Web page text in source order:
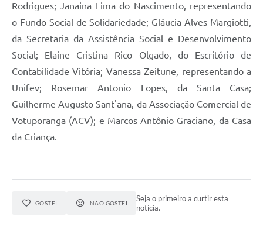
Rodrigues; Janaina Lima do Nascimento, representando
o Fundo Social de Solidariedade; Gláucia Alves Margiotti,
da Secretaria da Assistência Social e Desenvolvimento
Social; Elaine Cristina Rico Olgado, do Escritório de
Contabilidade Vitória; Vanessa Zeitune, representando a
Unifev; Rosemar Antonio Lopes, da Santa Casa;
Guilherme Augusto Sant'ana, da Associação Comercial de
Votuporanga (ACV); e Marcos Antônio Graciano, da Casa
da Criança.
GOSTEI NÃO GOSTEI
Seja o primeiro a curtir esta
notícia.